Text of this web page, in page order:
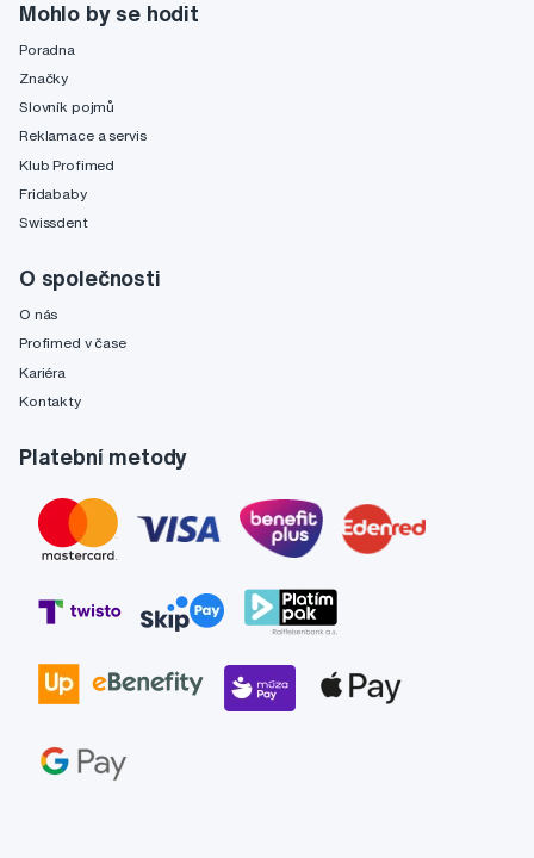
Mohlo by se hodit
Poradna
Značky
Slovník pojmů
Reklamace a servis
Klub Profimed
Fridababy
Swissdent
O společnosti
O nás
Profimed v čase
Kariéra
Kontakty
Platební metody